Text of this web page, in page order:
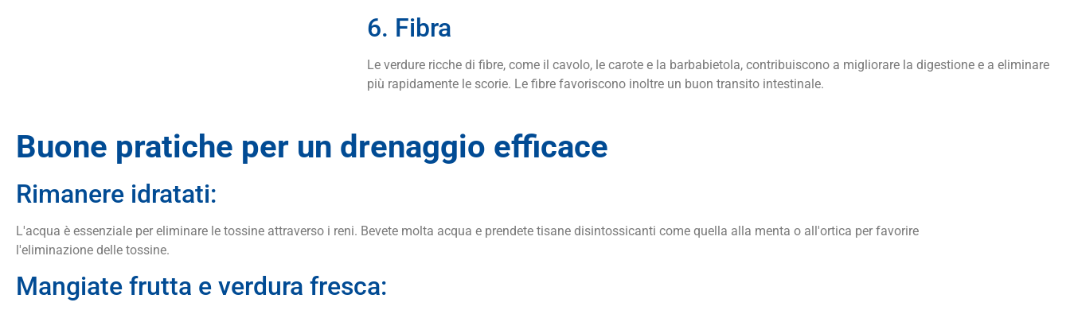
6. Fibra
Le verdure ricche di fibre, come il cavolo, le carote e la barbabietola, contribuiscono a migliorare la digestione e a eliminare
più rapidamente le scorie. Le fibre favoriscono inoltre un buon transito intestinale.
Buone pratiche per un drenaggio efficace
Rimanere idratati:
L'acqua è essenziale per eliminare le tossine attraverso i reni. Bevete molta acqua e prendete tisane disintossicanti come quella alla menta o all'ortica per favorire
l'eliminazione delle tossine.
Mangiate frutta e verdura fresca: